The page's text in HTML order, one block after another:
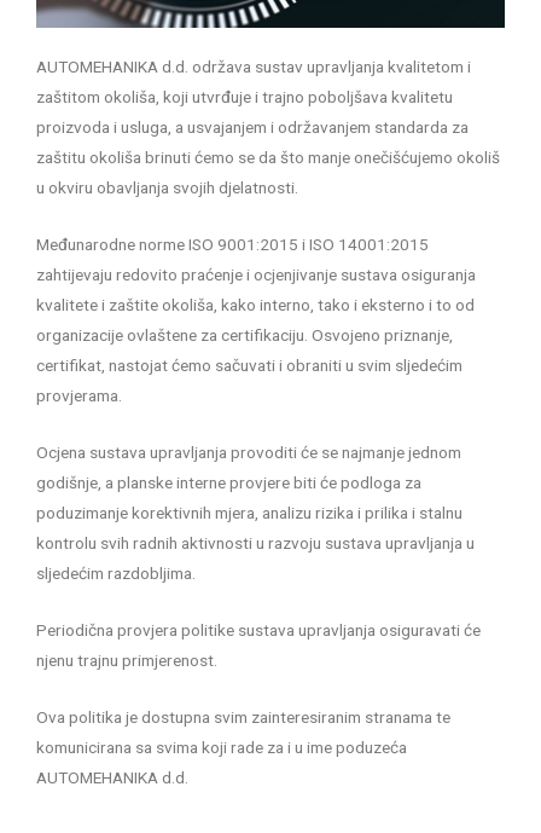
AUTOMEHANIKA d.d. održava sustav upravljanja kvalitetom i
zaštitom okoliša, koji utvrđuje i trajno poboljšava kvalitetu
proizvoda i usluga, a usvajanjem i održavanjem standarda za
zaštitu okoliša brinuti ćemo se da što manje onečišćujemo okoliš
u okviru obavljanja svojih djelatnosti.
Međunarodne norme ISO 9001:2015 i ISO 14001:2015
zahtijevaju redovito praćenje i ocjenjivanje sustava osiguranja
kvalitete i zaštite okoliša, kako interno, tako i eksterno i to od
organizacije ovlaštene za certifikaciju. Osvojeno priznanje,
certifikat, nastojat ćemo sačuvati i obraniti u svim sljedećim
provjerama.
Ocjena sustava upravljanja provoditi će se najmanje jednom
godišnje, a planske interne provjere biti će podloga za
poduzimanje korektivnih mjera, analizu rizika i prilika i stalnu
kontrolu svih radnih aktivnosti u razvoju sustava upravljanja u
sljedećim razdobljima.
Periodična provjera politike sustava upravljanja osiguravati će
njenu trajnu primjerenost.
Ova politika je dostupna svim zainteresiranim stranama te
komunicirana sa svima koji rade za i u ime poduzeća
AUTOMEHANIKA d.d.